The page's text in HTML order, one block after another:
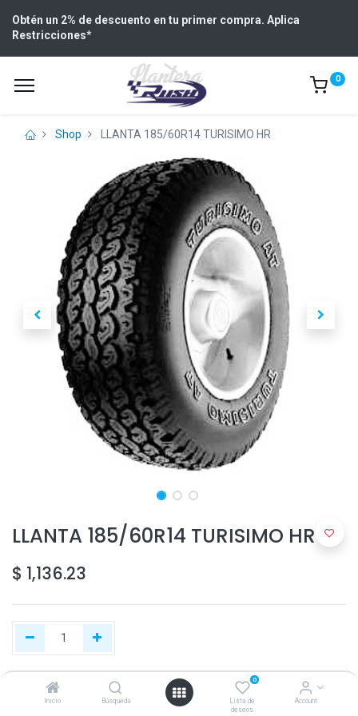
Inicio Búsqueda
0
Lista de
deseos
Account
Obtén un 2% de descuento en tu primer compra. Aplica
Restricciones*
0
Shop LLANTA 185/60R14 TURISIMO HR
LLANTA 185/60R14 TURISIMO HR
$ 1,136.23
Agregar al carrito